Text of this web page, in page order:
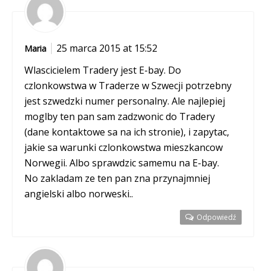
Maria
25 marca 2015 at 15:52
Wlascicielem Tradery jest E-bay. Do
czlonkowstwa w Traderze w Szwecji potrzebny
jest szwedzki numer personalny. Ale najlepiej
moglby ten pan sam zadzwonic do Tradery
(dane kontaktowe sa na ich stronie), i zapytac,
jakie sa warunki czlonkowstwa mieszkancow
Norwegii. Albo sprawdzic samemu na E-bay.
No zakladam ze ten pan zna przynajmniej
angielski albo norweski..
Odpowiedź